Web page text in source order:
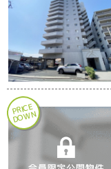
PRI
CE
D
O
W
N